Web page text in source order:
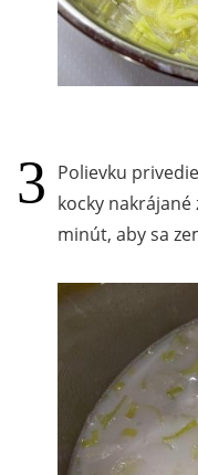
Polievku
kocky
minút, aby sa